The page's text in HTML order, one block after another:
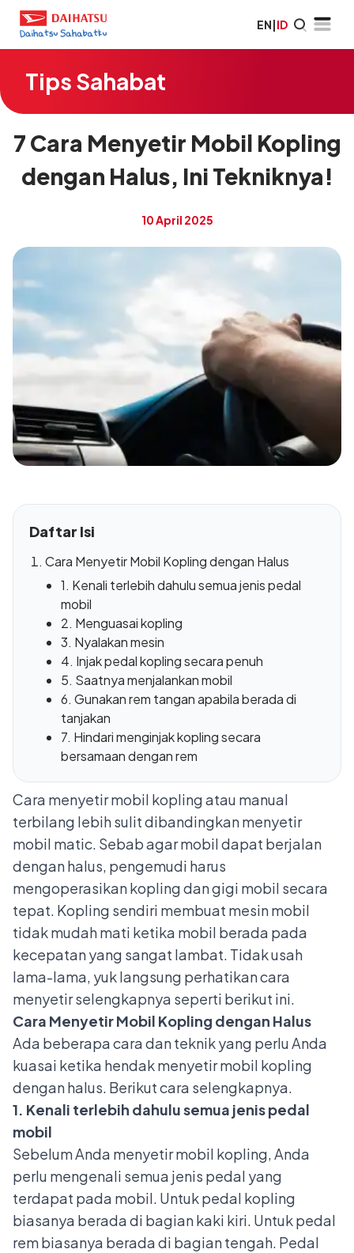
EN|ID
Tips Sahabat
7 Cara Menyetir Mobil Kopling
dengan Halus, Ini Tekniknya!
10 April 2025
Daftar Isi
Cara Menyetir Mobil Kopling dengan Halus
1. Kenali terlebih dahulu semua jenis pedal
mobil
2. Menguasai kopling
3. Nyalakan mesin
4. Injak pedal kopling secara penuh
5. Saatnya menjalankan mobil
6. Gunakan rem tangan apabila berada di
tanjakan
7. Hindari menginjak kopling secara
bersamaan dengan rem
Cara menyetir mobil kopling atau manual
terbilang lebih sulit dibandingkan menyetir
mobil matic. Sebab agar mobil dapat berjalan
dengan halus, pengemudi harus
mengoperasikan kopling dan gigi mobil secara
tepat. Kopling sendiri membuat mesin mobil
tidak mudah mati ketika mobil berada pada
kecepatan yang sangat lambat. Tidak usah
lama-lama, yuk langsung perhatikan cara
menyetir selengkapnya seperti berikut ini.
Cara Menyetir Mobil Kopling dengan Halus
Ada beberapa cara dan teknik yang perlu Anda
kuasai ketika hendak menyetir mobil kopling
dengan halus. Berikut cara selengkapnya.
1. Kenali terlebih dahulu semua jenis pedal
mobil
Sebelum Anda menyetir mobil kopling, Anda
perlu mengenali semua jenis pedal yang
terdapat pada mobil. Untuk pedal kopling
biasanya berada di bagian kaki kiri. Untuk pedal
rem biasanya berada di bagian tengah. Pedal